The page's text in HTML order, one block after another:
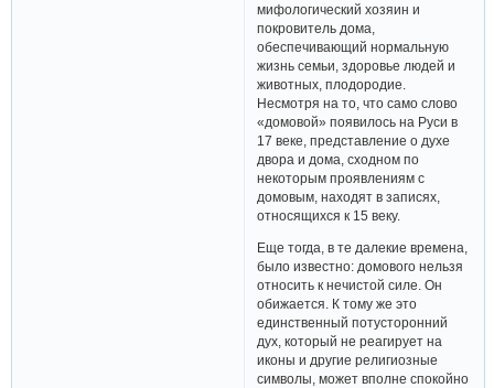
мифологический хозяин и
покровитель дома,
обеспечивающий нормальную
жизнь семьи, здоровье людей и
животных, плодородие.
Несмотря на то, что само слово
«домовой» появилось на Руси в
17 веке, представление о духе
двора и дома, сходном по
некоторым проявлениям с
домовым, находят в записях,
относящихся к 15 веку.
Еще тогда, в те далекие времена,
было известно: домового нельзя
относить к нечистой силе. Он
обижается. К тому же это
единственный потусторонний
дух, который не реагирует на
иконы и другие религиозные
символы, может вполне спокойно